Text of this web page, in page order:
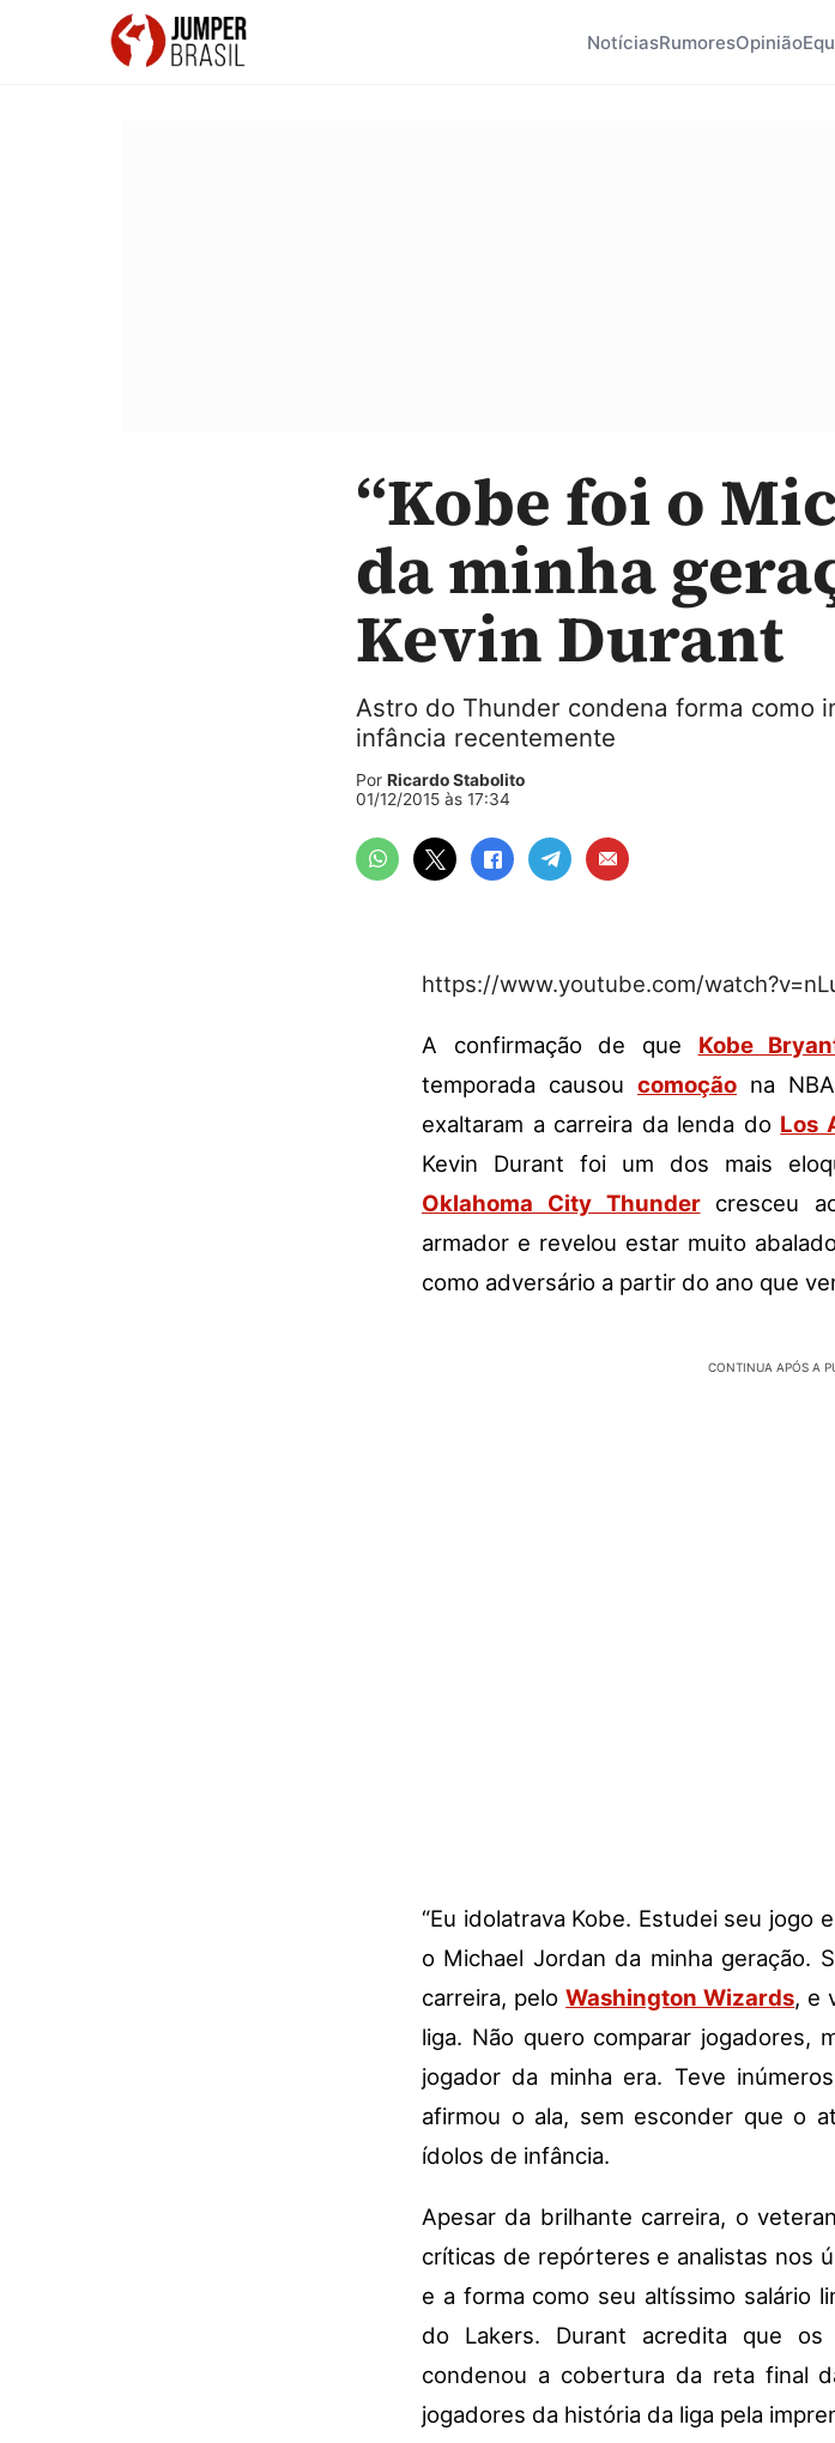
NotíciasRumoresOpinião
“Kobe foi o
da minha
Kevin Durant
Astro do Thunder condena forma como
infância recentemente
Por Ricardo Stabolito
01/12/2015 às 17:34
https://www.youtube.com/
A confirmação de que Kobe
temporada causou comoção na
exaltaram a carreira da lenda do Los
Kevin Durant foi um dos mais
Oklahoma City Thundercresceu
armador e revelou estar muito
como adversário a partir do ano que
CONTINUA APÓS A
“Eu idolatrava Kobe. Estudei seu jogo
o Michael Jordan da minha geração.
carreira, peloWashington Wizards, e
liga. Não quero comparar
jogador da minha era. Teve
afirmou o ala, sem esconder que o
ídolos de infância.
Apesar da brilhante carreira, o
críticas de repórteres e analistas nos
e a forma como seu altíssimo salário
do Lakers. Durant acredita que os
condenou a cobertura da reta final
jogadores da história da liga pela